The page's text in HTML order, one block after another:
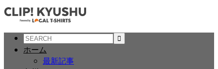
ホーム
最新記事